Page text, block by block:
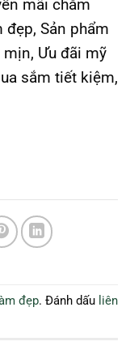
mãi chăm
đẹp, Sản phẩm
Ưu đãi mỹ
sắm tiết kiệm,
đẹp. Đánh dấu liên